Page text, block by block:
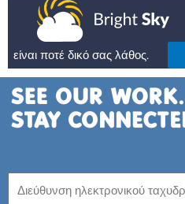
είναι ποτέ δικό σας λάθος.